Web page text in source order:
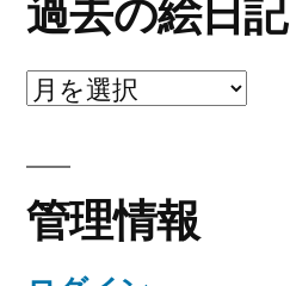
過去の絵日記
過
絵
日
管理情報